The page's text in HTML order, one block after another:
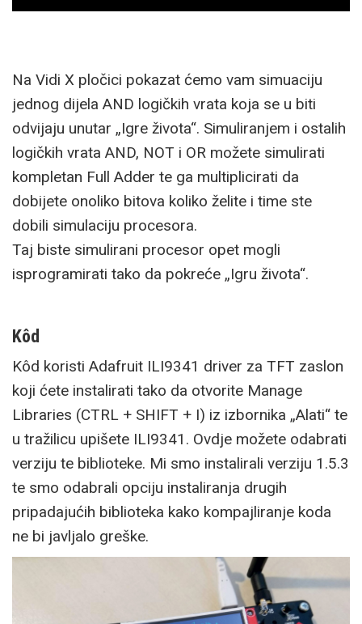
Na Vidi X pločici pokazat ćemo vam simuaciju
jednog dijela AND logičkih vrata koja se u biti
odvijaju unutar „Igre života“. Simuliranjem i ostalih
logičkih vrata AND, NOT i OR možete simulirati
kompletan Full Adder te ga multiplicirati da
dobijete onoliko bitova koliko želite i time ste
dobili simulaciju procesora.
Taj biste simulirani procesor opet mogli
isprogramirati tako da pokreće „Igru života“.
Kôd
Kôd koristi Adafruit ILI9341 driver za TFT zaslon
koji ćete instalirati tako da otvorite Manage
Libraries (CTRL + SHIFT + I) iz izbornika „Alati“ te
u tražilicu upišete ILI9341. Ovdje možete odabrati
verziju te biblioteke. Mi smo instalirali verziju 1.5.3
te smo odabrali opciju instaliranja drugih
pripadajućih biblioteka kako kompajliranje koda
ne bi javljalo greške.